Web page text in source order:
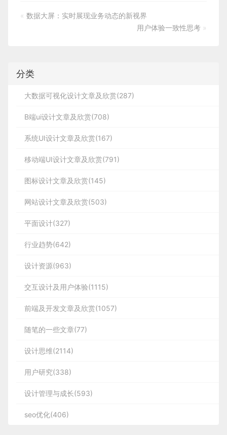
« 数据大屏：实时展现业务动态的新视界
用户体验一致性思考 »
分类
大数据可视化设计文章及欣赏(287)
B端ui设计文章及欣赏(708)
系统UI设计文章及欣赏(167)
移动端UI设计文章及欣赏(791)
图标设计文章及欣赏(145)
网站设计文章及欣赏(503)
平面设计(327)
行业趋势(642)
设计资源(963)
交互设计及用户体验(1115)
前端及开发文章及欣赏(1057)
随笔的一些文章(77)
设计思维(2114)
用户研究(338)
设计管理与成长(593)
seo优化(406)